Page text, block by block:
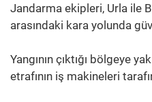
Jandarma ekipleri, Urla ile
arasındaki kara yolunda
Yangının çıktığı bölgeye
etrafının iş makineleri